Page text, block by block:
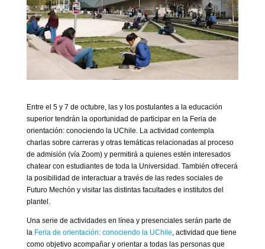
Entre el 5 y 7 de octubre, las y los postulantes a la educación
superior tendrán la oportunidad de participar en la Feria de
orientación: conociendo la UChile. La actividad contempla
charlas sobre carreras y otras temáticas relacionadas al proceso
de admisión (vía Zoom) y permitirá a quienes estén interesados
chatear con estudiantes de toda la Universidad. También ofrecerá
la posibilidad de interactuar a través de las redes sociales de
Futuro Mechón y visitar las distintas facultades e institutos del
plantel.
Una serie de actividades en línea y presenciales serán parte de
la Feria de orientación: conociendo la UChile, actividad que tiene
como objetivo acompañar y orientar a todas las personas que